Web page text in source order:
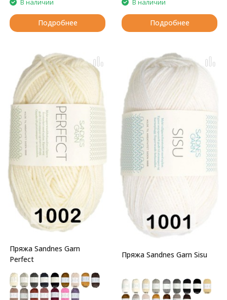
В наличии
Подробнее
В наличии
Подробнее
Пряжа Sandnes Garn
Perfect
Пряжа Sandnes Garn Sisu